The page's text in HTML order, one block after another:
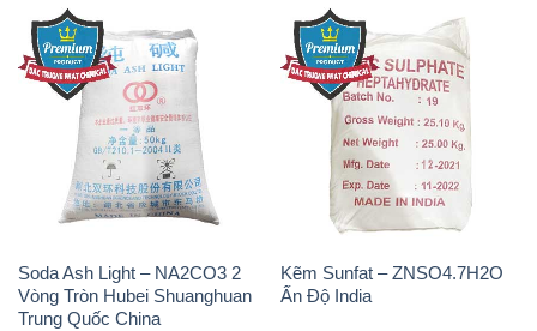
Soda Ash Light – NA2CO3 2
Vòng Tròn Hubei Shuanghuan
Trung Quốc China
Kẽm Sunfat – ZNSO4.7H2O
Ấn Độ India